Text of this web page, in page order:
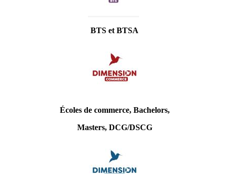
BTS et BTSA
Écoles de commerce, Bachelors,
Masters, DCG/DSCG